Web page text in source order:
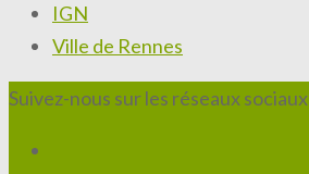
IGN
Ville de Rennes
Suivez-nous sur les réseaux sociaux